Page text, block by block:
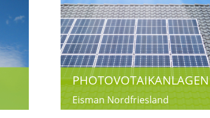
PHOTOVOTAIKANLAGEN
Eisman Nordfriesland